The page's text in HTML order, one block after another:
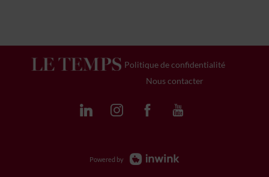
Politique de confidentialité
Nous contacter
Powered by